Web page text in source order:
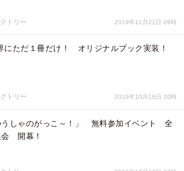
トリー 2019年11月21日 09時
にただ１冊だけ！ オリジナルブック実装！
トリー 2019年10月16日 20時
うしゃのがっこ～！」 無料参加イベント 全
会 開幕！